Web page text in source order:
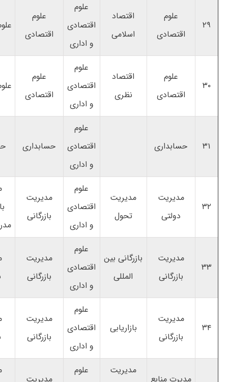
۲۹
علوم
اقتصادی
اقتصاد
اسلامی
علوم
اقتصادی
و اداری
علوم
اقتصادی
۳۰
علوم
اقتصادی
اقتصاد
نظری
علوم
اقتصادی
و اداری
علوم
اقتصادی
۳۱ حسابداری
علوم
اقتصادی
و اداری
حسابداری
۳۲
مدیریت
دولتی
مدیریت
تحول
علوم
اقتصادی
و اداری
مدیریت
بازرگانی
۳۳
مدیریت
بازرگانی
بازرگانی بین
المللی
علوم
اقتصادی
و اداری
مدیریت
بازرگانی
۳۴
مدیریت
بازرگانی
بازاریابی
علوم
اقتصادی
و اداری
مدیریت
بازرگانی
مدیرت منابع
مدیریت علوم
مدیریت